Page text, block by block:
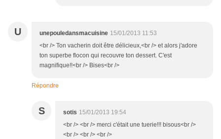
U unepouledansmacuisine 15/01/2013 11:53
<br /> Ton vacherin doit être délicieux,<br /> et alors j'adore
ton superbe flocon qui recouvre ton dessert. C'est
magnifique!!<br /> Bises<br />
Répondre
S sotis 15/01/2013 19:54
<br /> <br /> merci c'était une tuerie!!! bisous<br />
<br /> <br /> <br />